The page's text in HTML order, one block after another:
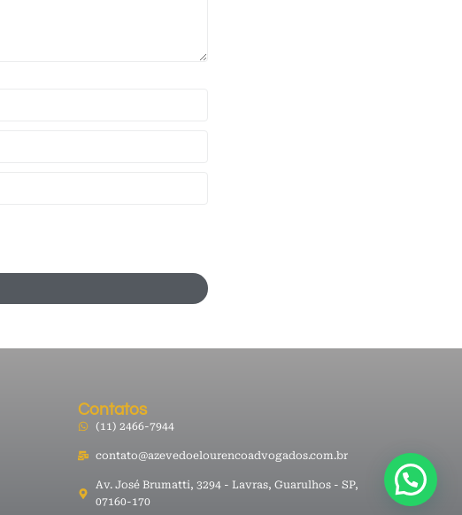
Contatos
(11) 2466-7944
contato@azevedoelourencoadvogados.com.br
Av. José Brumatti, 3294 - Lavras, Guarulhos - SP,
07160-170